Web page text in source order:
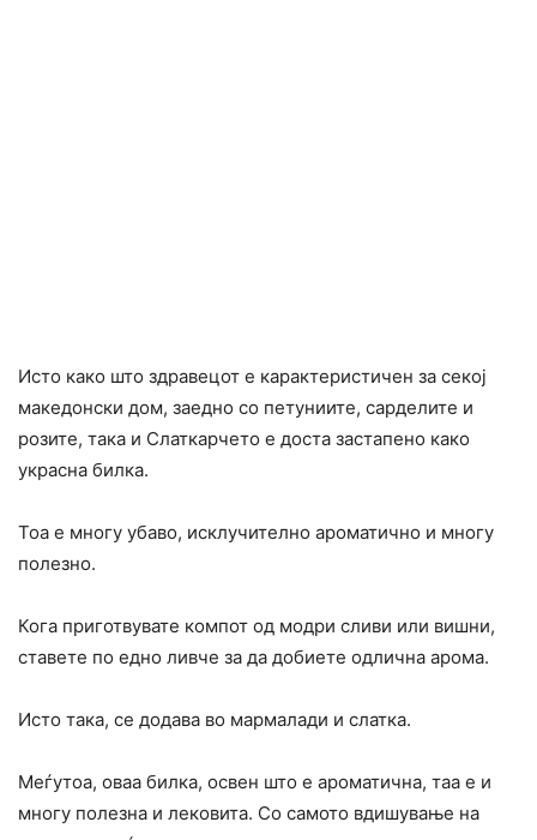
Исто како што здравецот е карактеристичен за секој
македонски дом, заедно со петуниите, сарделите и
розите, така и Слаткарчето е доста застапено како
украсна билка.
Тоа е многу убаво, исклучително ароматично и многу
полезно.
Кога приготвувате компот од модри сливи или вишни,
ставете по едно ливче за да добиете одлична арома.
Исто така, се додава во мармалади и слатка.
Меѓутоа, оваа билка, освен што е ароматична, таа е и
многу полезна и лековита. Со самото вдишување на